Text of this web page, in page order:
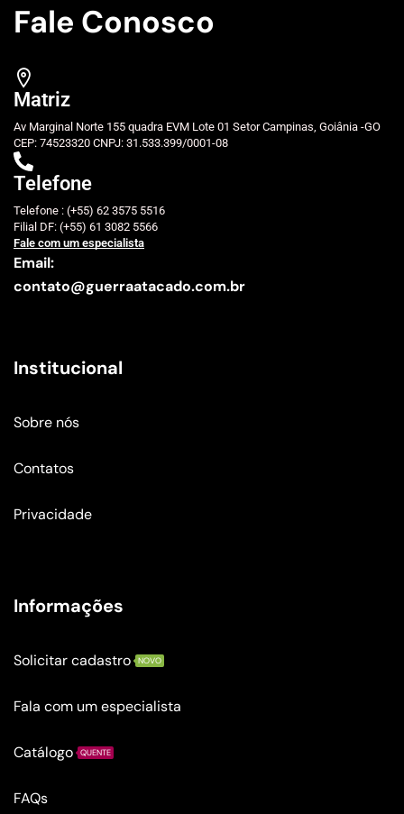
Fale Conosco
Matriz
Av Marginal Norte 155 quadra EVM Lote 01 Setor Campinas, Goiânia -GO
CEP: 74523320 CNPJ: 31.533.399/0001-08
Telefone
Telefone : (+55) 62 3575 5516
Filial DF: (+55) 61 3082 5566
Fale com um especialista
Email:
contato@guerraatacado.com.br
Institucional
Sobre nós
Contatos
Privacidade
Informações
Solicitar cadastro NOVO
Fala com um especialista
Catálogo QUENTE
FAQs